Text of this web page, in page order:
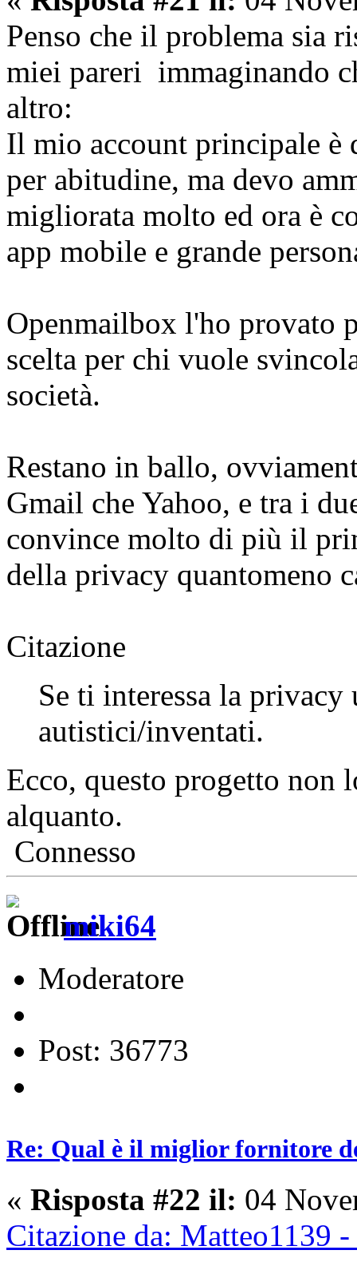
Penso che il problema sia
miei pareri immaginando
altro:
Il mio account principale è
per abitudine, ma devo
migliorata molto ed ora è
app mobile e grande
Openmailbox l'ho provato
scelta per chi vuole
società.
Restano in ballo,
Gmail che Yahoo, e tra i
convince molto di più il
della privacy quantomeno
Citazione
Se ti interessa la
autistici/inventati.
Ecco, questo progetto non
alquanto.
Connesso
miki64
Moderatore
Post: 36773
Re: Qual è il miglior fornitore
« Risposta #22 il: 04
Citazione da: Matteo1139